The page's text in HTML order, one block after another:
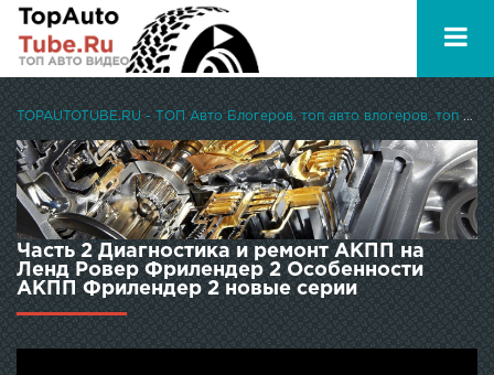
TOPAUTOTUBE.RU - ТОП Авто Блогеров, топ авто влогеров, топ авто ютуберов
Часть 2 Диагностика и ремонт АКПП на
Ленд Ровер Фрилендер 2 Особенности
АКПП Фрилендер 2 новые серии